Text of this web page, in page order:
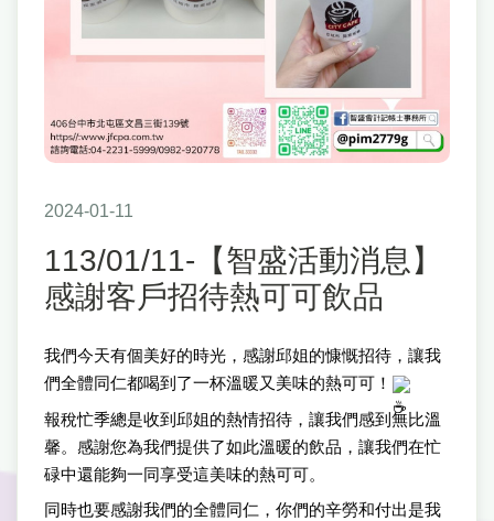
2024-01-11
113/01/11-【智盛活動消息】
感謝客戶招待熱可可飲品
我們今天有個美好的時光，感謝邱姐的慷慨招待，讓我
們全體同仁都喝到了一杯溫暖又美味的熱可可！
報稅忙季總是收到邱姐的熱情招待，讓我們感到無比溫
馨。感謝您為我們提供了如此溫暖的飲品，讓我們在忙
碌中還能夠一同享受這美味的熱可可。
同時也要感謝我們的全體同仁，你們的辛勞和付出是我